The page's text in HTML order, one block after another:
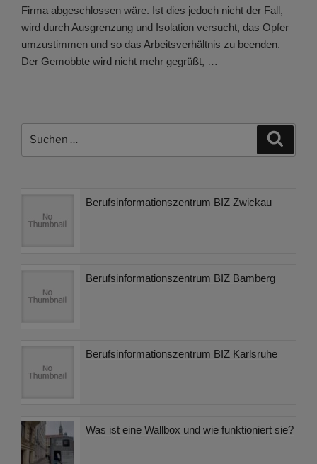
Firma abgeschlossen wäre. Ist dies jedoch nicht der Fall,
wird durch Ausgrenzung und Isolation versucht, das Opfer
umzustimmen und so das Arbeitsverhältnis zu beenden.
Der Gemobbte wird nicht mehr gegrüßt, …
Berufsinformationszentrum BIZ Zwickau
Berufsinformationszentrum BIZ Bamberg
Berufsinformationszentrum BIZ Karlsruhe
Was ist eine Wallbox und wie funktioniert sie?